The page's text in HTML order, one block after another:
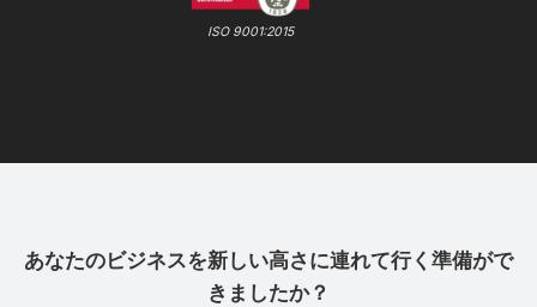
ISO 9001:2015
あなたのビジネスを新しい高さに連れて行く準備がで
きましたか？